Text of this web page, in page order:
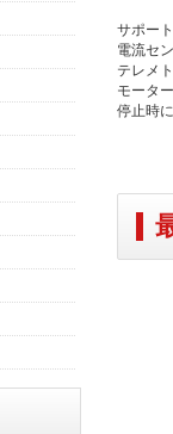
サポー
電流セ
テレメ
モータ
停止時